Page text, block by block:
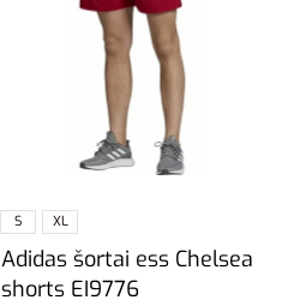
S XL
Adidas šortai ess Chelsea
shorts EI9776